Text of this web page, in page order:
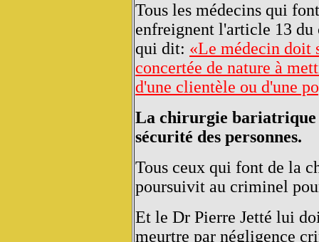
Tous les médecins qui
enfreignent l'article 13 du
qui dit: «Le médecin doit
concertée de nature à
d'une clientèle ou d'une
La chirurgie bariatrique
sécurité des personnes.
Tous ceux qui font de la
poursuivit au criminel
Et le Dr Pierre Jetté lui
meurtre par négligence